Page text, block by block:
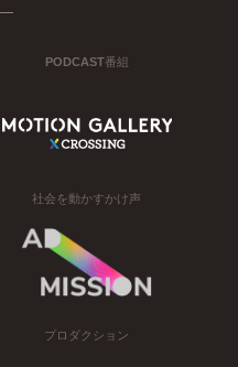
PODCAST番組
社会を動かすかけ声
プロダクション